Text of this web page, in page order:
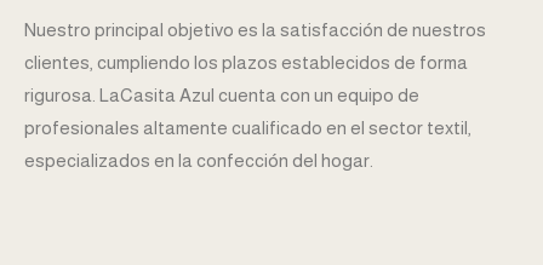
Nuestro principal objetivo es la satisfacción de nuestros
clientes, cumpliendo los plazos establecidos de forma
rigurosa. LaCasita Azul cuenta con un equipo de
profesionales altamente cualificado en el sector textil,
especializados en la confección del hogar.